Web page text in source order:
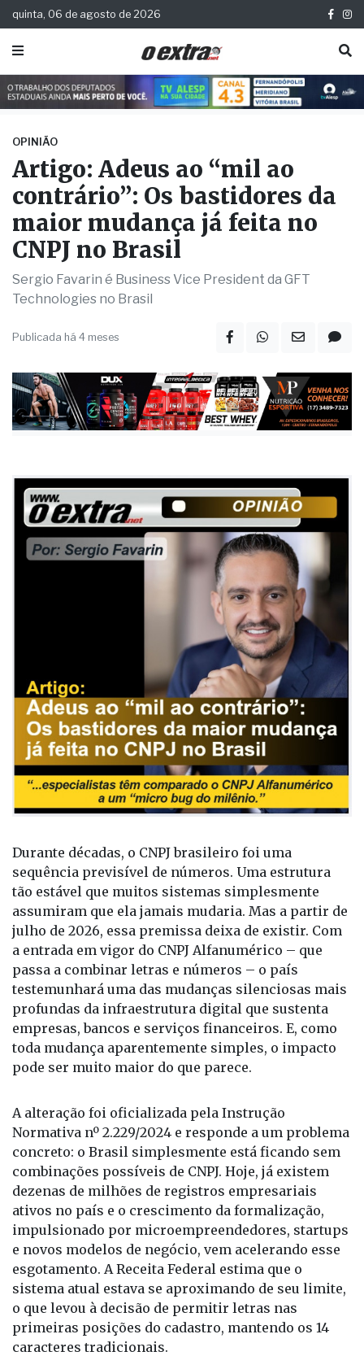
quinta, 06 de agosto de 2026
OPINIÃO
Artigo: Adeus ao “mil ao
contrário”: Os bastidores da
maior mudança já feita no
CNPJ no Brasil
Technologies no Brasil
Publicada há 4 meses
Durante décadas, o CNPJ brasileiro foi uma
sequência previsível de números. Uma estrutura
tão estável que muitos sistemas simplesmente
assumiram que ela jamais mudaria. Mas a partir de
julho de 2026, essa premissa deixa de existir. Com
a entrada em vigor do CNPJ Alfanumérico – que
passa a combinar letras e números – o país
testemunhará uma das mudanças silenciosas mais
empresas, bancos e serviços financeiros. E, como
toda mudança aparentemente simples, o impacto
pode ser muito maior do que parece.
A alteração foi oficializada pela Instrução
Normativa nº 2.229/2024 e responde a um problema
concreto: o Brasil simplesmente está ficando sem
combinações possíveis de CNPJ. Hoje, já existem
dezenas de milhões de registros empresariais
ativos no país e o crescimento da formalização,
impulsionado por microempreendedores, startups
e novos modelos de negócio, vem acelerando esse
esgotamento. A Receita Federal estima que o